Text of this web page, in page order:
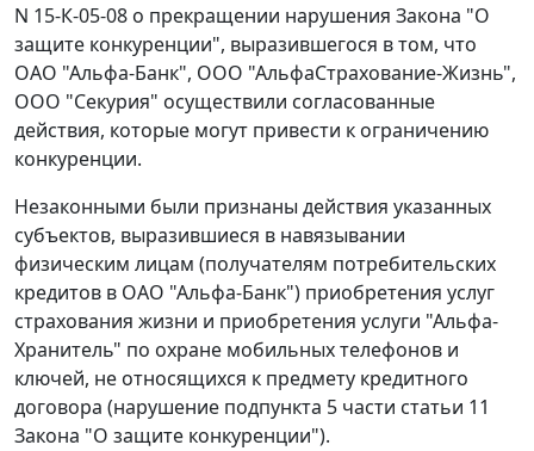
N 15-К-05-08 о прекращении нарушения Закона "О
защите конкуренции", выразившегося в том, что
ОАО "Альфа-Банк", ООО "АльфаСтрахование-Жизнь",
ООО "Секурия" осуществили согласованные
действия, которые могут привести к ограничению
конкуренции.
Незаконными были признаны действия указанных
субъектов, выразившиеся в навязывании
физическим лицам (получателям потребительских
кредитов в ОАО "Альфа-Банк") приобретения услуг
страхования жизни и приобретения услуги "Альфа-
Хранитель" по охране мобильных телефонов и
ключей, не относящихся к предмету кредитного
договора (нарушение подпункта 5 части статьи 11
Закона "О защите конкуренции").